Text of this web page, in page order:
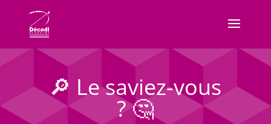
🔎 Le saviez-vous
? 🤔